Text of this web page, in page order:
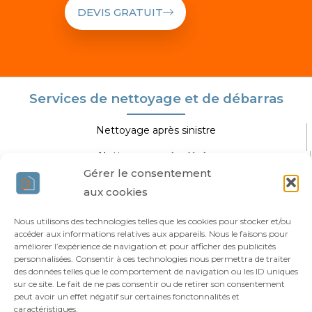
Gérer le consentement
aux cookies
Nous utilisons des technologies telles que les cookies pour stocker et/ou
accéder aux informations relatives aux appareils. Nous le faisons pour
améliorer l’expérience de navigation et pour afficher des publicités
personnalisées. Consentir à ces technologies nous permettra de traiter
des données telles que le comportement de navigation ou les ID uniques
sur ce site. Le fait de ne pas consentir ou de retirer son consentement
peut avoir un effet négatif sur certaines fonctonnalités et
caractéristiques.
DEVIS GRATUIT
Services de nettoyage et de débarras
Nettoyage après sinistre
Nettoyage après décès
Nettoyage extrême
Agir Nettoyage Extrême
Vous êtes professionnel ?
Qui sommes-nous ?